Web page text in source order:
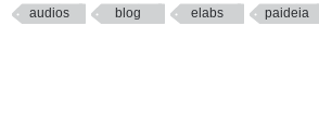
audios blog elabs paideia